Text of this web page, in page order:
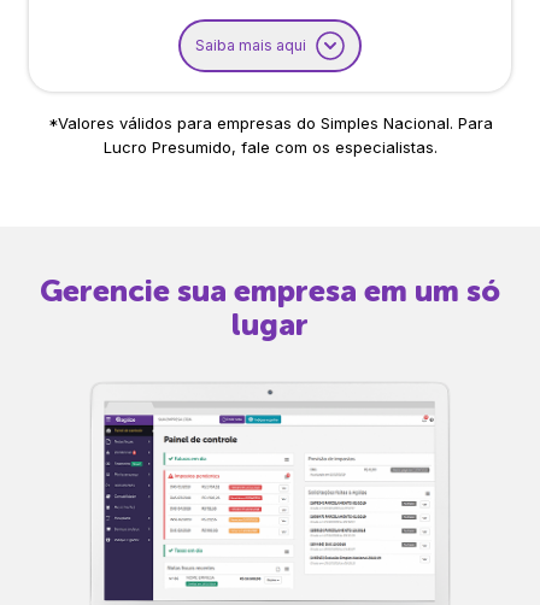
Saiba mais aqui
*Valores válidos para empresas do Simples Nacional. Para
Lucro Presumido, fale com os especialistas.
Gerencie sua empresa em um só
lugar